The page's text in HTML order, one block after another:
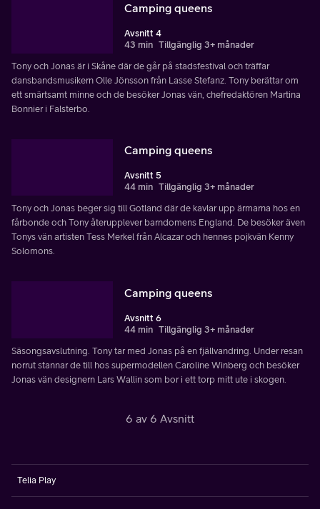
Camping queens
Avsnitt 4
43 min Tillgänglig 3+ månader
Tony och Jonas är i Skåne där de går på stadsfestival och träffar
dansbandsmusikern Olle Jönsson från Lasse Stefanz. Tony berättar om
ett smärtsamt minne och de besöker Jonas vän, chefredaktören Martina
Bonnier i Falsterbo.
Camping queens
Avsnitt 5
44 min Tillgänglig 3+ månader
Tony och Jonas beger sig till Gotland där de kavlar upp ärmarna hos en
fårbonde och Tony återupplever barndomens England. De besöker även
Tonys vän artisten Tess Merkel från Alcazar och hennes pojkvän Kenny
Solomons.
Camping queens
Avsnitt 6
44 min Tillgänglig 3+ månader
Säsongsavslutning. Tony tar med Jonas på en fjällvandring. Under resan
norrut stannar de till hos supermodellen Caroline Winberg och besöker
Jonas vän designern Lars Wallin som bor i ett torp mitt ute i skogen.
6 av 6 Avsnitt
Telia Play